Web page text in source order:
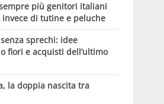
più genitori italiani
invece di tutine e peluche
sprechi: idee
fiori e acquisti dell’ultimo
la doppia nascita tra